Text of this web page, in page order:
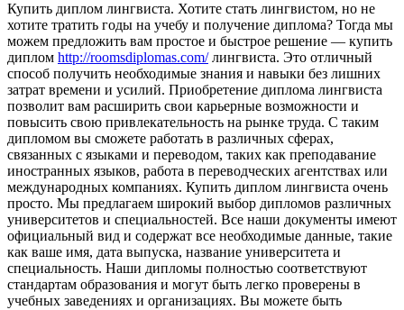
Купить диплoм лингвистa. Хотите стать лингвистом, но не
хотите тратить годы на учебу и получение диплома? Тогда мы
можем предложить вам простое и быстрое решение — купить
диплом http://roomsdiplomas.com/лингвиста. Это отличный
способ получить необходимые знания и навыки без лишних
затрат времени и усилий. Приобретение диплома лингвиста
позволит вам расширить свои карьерные возможности и
повысить свою привлекательность на рынке труда. С таким
дипломом вы сможете работать в различных сферах,
связанных с языками и переводом, таких как преподавание
иностранных языков, работа в переводческих агентствах или
международных компаниях. Купить диплом лингвиста очень
просто. Мы предлагаем широкий выбор дипломов различных
университетов и специальностей. Все наши документы имеют
официальный вид и содержат все необходимые данные, такие
как ваше имя, дата выпуска, название университета и
специальность. Наши дипломы полностью соответствуют
стандартам образования и могут быть легко проверены в
учебных заведениях и организациях. Вы можете быть